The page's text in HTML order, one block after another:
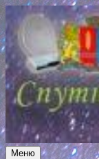
Перейти
к
содержимому
Меню